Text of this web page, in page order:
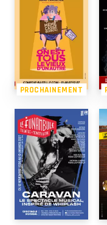
PROCHAINEMENT